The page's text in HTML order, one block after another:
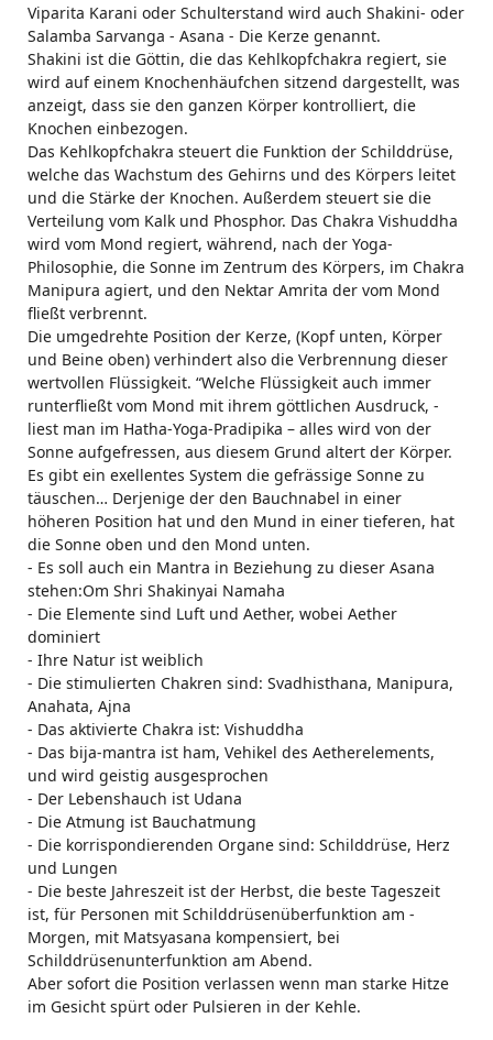
Viparita Karani oder Schulterstand wird auch Shakini- oder
Salamba Sarvanga - Asana - Die Kerze genannt.
Shakini ist die Göttin, die das Kehlkopfchakra regiert, sie
wird auf einem Knochenhäufchen sitzend dargestellt, was
anzeigt, dass sie den ganzen Körper kontrolliert, die
Knochen einbezogen.
Das Kehlkopfchakra steuert die Funktion der Schilddrüse,
welche das Wachstum des Gehirns und des Körpers leitet
und die Stärke der Knochen. Außerdem steuert sie die
Verteilung vom Kalk und Phosphor. Das Chakra Vishuddha
wird vom Mond regiert, während, nach der Yoga-
Philosophie, die Sonne im Zentrum des Körpers, im Chakra
Manipura agiert, und den Nektar Amrita der vom Mond
fließt verbrennt.
Die umgedrehte Position der Kerze, (Kopf unten, Körper
und Beine oben) verhindert also die Verbrennung dieser
wertvollen Flüssigkeit. “Welche Flüssigkeit auch immer
runterfließt vom Mond mit ihrem göttlichen Ausdruck, -
liest man im Hatha-Yoga-Pradipika – alles wird von der
Sonne aufgefressen, aus diesem Grund altert der Körper.
Es gibt ein exellentes System die gefrässige Sonne zu
täuschen… Derjenige der den Bauchnabel in einer
höheren Position hat und den Mund in einer tieferen, hat
die Sonne oben und den Mond unten.
- Es soll auch ein Mantra in Beziehung zu dieser Asana
stehen:Om Shri Shakinyai Namaha
- Die Elemente sind Luft und Aether, wobei Aether
dominiert
- Ihre Natur ist weiblich
- Die stimulierten Chakren sind: Svadhisthana, Manipura,
Anahata, Ajna
- Das aktivierte Chakra ist: Vishuddha
- Das bija-mantra ist ham, Vehikel des Aetherelements,
und wird geistig ausgesprochen
- Der Lebenshauch ist Udana
- Die Atmung ist Bauchatmung
- Die korrispondierenden Organe sind: Schilddrüse, Herz
und Lungen
- Die beste Jahreszeit ist der Herbst, die beste Tageszeit
ist, für Personen mit Schilddrüsenüberfunktion am -
Morgen, mit Matsyasana kompensiert, bei
Schilddrüsenunterfunktion am Abend.
Aber sofort die Position verlassen wenn man starke Hitze
im Gesicht spürt oder Pulsieren in der Kehle.